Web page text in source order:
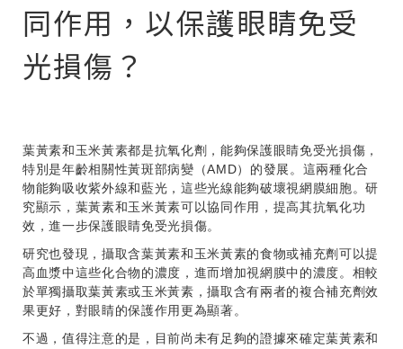
同作用，以保護眼睛免受
光損傷？
葉黃素和玉米黃素都是抗氧化劑，能夠保護眼睛免受光損傷，
特別是年齡相關性黃斑部病變（AMD）的發展。這兩種化合
物能夠吸收紫外線和藍光，這些光線能夠破壞視網膜細胞。研
究顯示，葉黃素和玉米黃素可以協同作用，提高其抗氧化功
效，進一步保護眼睛免受光損傷。
研究也發現，攝取含葉黃素和玉米黃素的食物或補充劑可以提
高血漿中這些化合物的濃度，進而增加視網膜中的濃度。相較
於單獨攝取葉黃素或玉米黃素，攝取含有兩者的複合補充劑效
果更好，對眼睛的保護作用更為顯著。
不過，值得注意的是，目前尚未有足夠的證據來確定葉黃素和